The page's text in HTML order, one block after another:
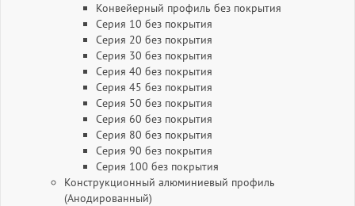
Конвейерный профиль без покрытия
Серия 10 без покрытия
Серия 20 без покрытия
Серия 30 без покрытия
Серия 40 без покрытия
Серия 45 без покрытия
Серия 50 без покрытия
Серия 60 без покрытия
Серия 80 без покрытия
Серия 90 без покрытия
Серия 100 без покрытия
Конструкционный алюминиевый профиль
(Анодированный)